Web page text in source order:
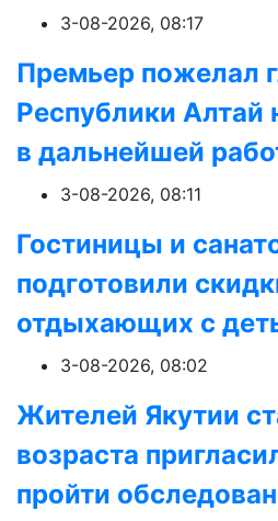
3-08-2026, 08:17
Премьер пожелал
Республики Алтай
в дальнейшей
3-08-2026, 08:11
Гостиницы и
подготовили
отдыхающих с
3-08-2026, 08:02
Жителей Якутии
возраста
пройти